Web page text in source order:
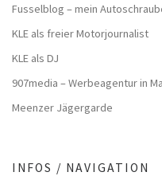
Fusselblog – mein
KLE als freier Motorjournalist
KLE als DJ
907media – Werbeagentur in
Meenzer Jägergarde
INFOS / NAVIGATION